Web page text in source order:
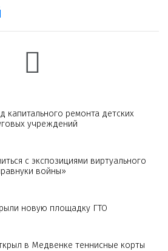
капитального ремонта детских
учреждений
с экспозициями виртуального
войны»
новую площадку ГТО
в Медвенке теннисные корты